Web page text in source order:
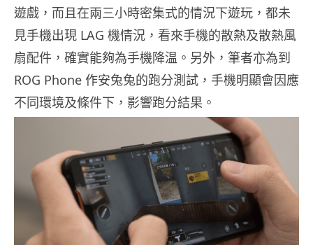
遊戲，而且在兩三小時密集式的情況下遊玩，都未
見手機出現 LAG 機情況，看來手機的散熱及散熱風
扇配件，確實能夠為手機降温。另外，筆者亦為到
ROG Phone 作安兔兔的跑分測試，手機明顯會因應
不同環境及條件下，影響跑分結果。